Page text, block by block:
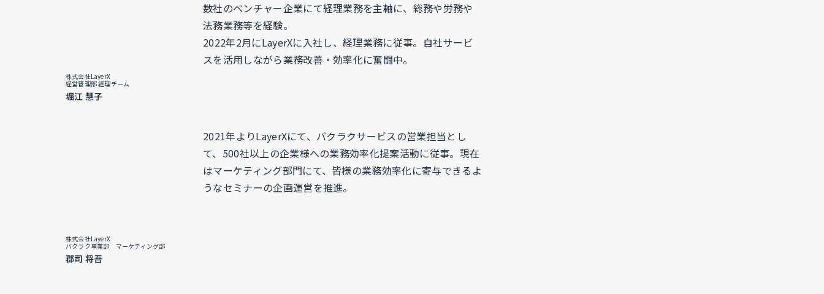
株式会社LayerX
経営管理部 経理チーム
堀江 慧子
数社のベンチャー企業にて経理業務を主軸に、総務や労務や
法務業務等を経験。
2022年2月にLayerXに入社し、経理業務に従事。自社サービ
スを活用しながら業務改善・効率化に奮闘中。
株式会社LayerX
バクラク事業部 マーケティング部
郡司 将吾
2021年よりLayerXにて、バクラクサービスの営業担当とし
て、500社以上の企業様への業務効率化提案活動に従事。現在
はマーケティング部門にて、皆様の業務効率化に寄与できるよ
うなセミナーの企画運営を推進。